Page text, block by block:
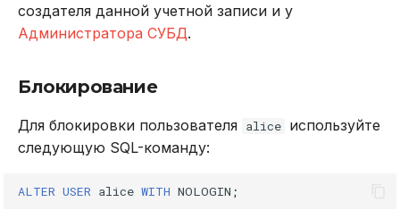
создателя данной учетной записи и у
Администратора СУБД.
Блокирование
Для блокировки пользователя alice используйте
следующую SQL-команду:
ALTER USER alice WITH NOLOGIN ;